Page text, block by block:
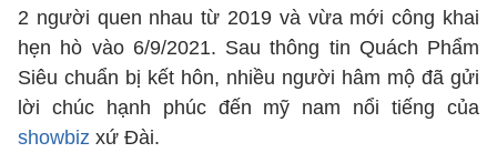
2 người quen nhau từ 2019 và vừa mới công khai
hẹn hò vào 6/9/2021. Sau thông tin Quách Phẩm
Siêu chuẩn bị kết hôn, nhiều người hâm mộ đã gửi
lời chúc hạnh phúc đến mỹ nam nổi tiếng của
showbiz xứ Đài.